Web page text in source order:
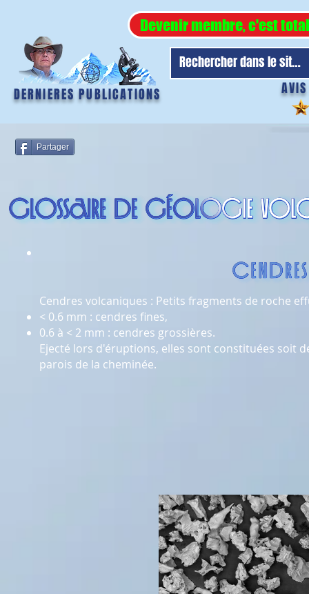
Devenir membre, c'est
DERNIERES PUBLICATIONS
Partager
Cendres volcaniques : Petits fragments de roche
< 0.6 mm : cendres fines,
0.6 à < 2 mm : cendres grossières.
Ejecté lors d'éruptions, elles sont constituées soit
parois de la cheminée.